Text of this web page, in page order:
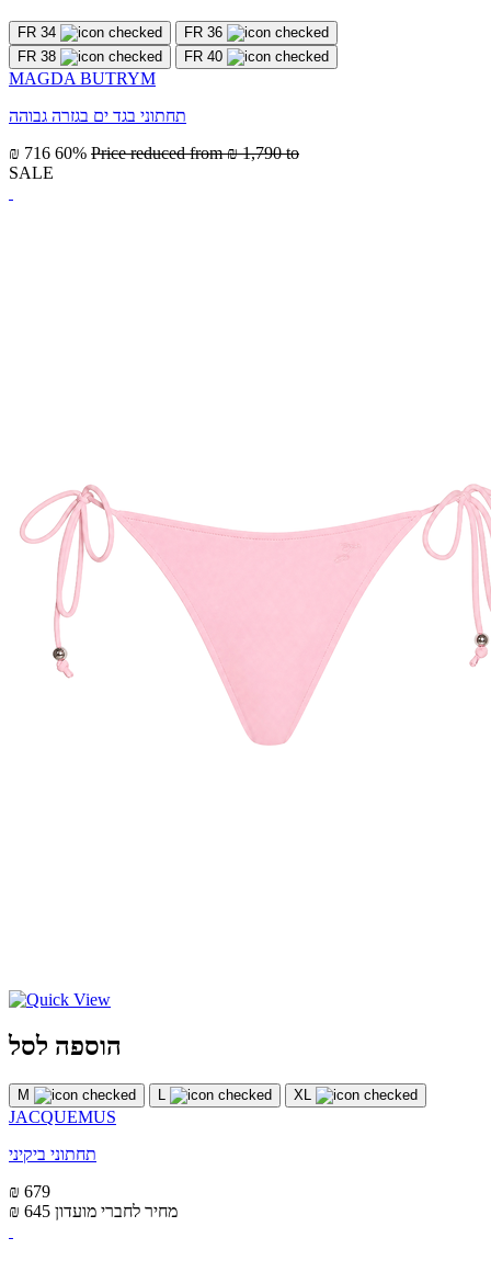
FR 34
FR 36
FR 38
FR 40
MAGDA BUTRYM
תחתוני בגד ים בגזרה גבוהה
₪ 716 60% Price reduced from₪ 1,790 to
SALE
הוספה לסל
M XL
JACQUEMUS
תחתוני ביקיני
₪ 679
₪ 645 מחיר לחברי מועדון